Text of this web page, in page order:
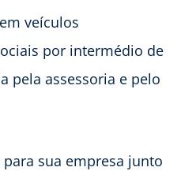
veículos
por intermédio de
pela assessoria e pelo
sua empresa junto